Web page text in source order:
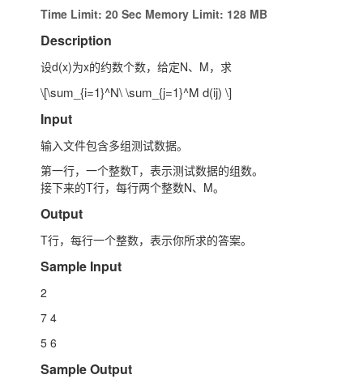
Time Limit: 20 Sec Memory Limit: 128 MB
Description
设d(x)为x的约数个数，给定N、M，求
\[\sum_{i=1}^N\ \sum_{j=1}^M d(ij) \]
Input
输入文件包含多组测试数据。
第一行，一个整数T，表示测试数据的组数。
接下来的T行，每行两个整数N、M。
Output
T行，每行一个整数，表示你所求的答案。
Sample Input
2
7 4
5 6
Sample Output